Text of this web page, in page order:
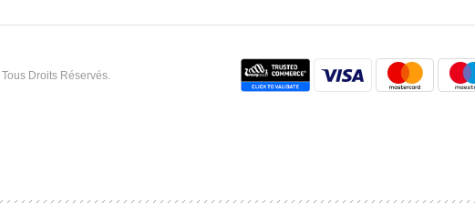
Tous Droits Réservés.